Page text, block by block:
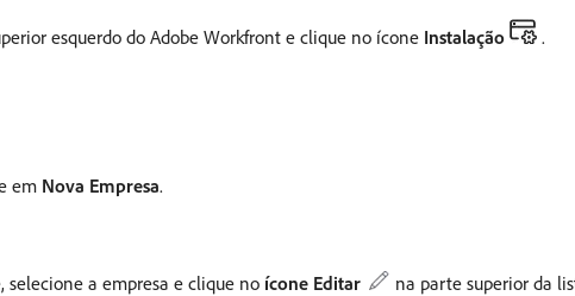
esquerdo do Adobe Workfront e clique no ícone Instalação .
em Nova Empresa.
selecione a empresa e clique no ícone Editar na parte superior da